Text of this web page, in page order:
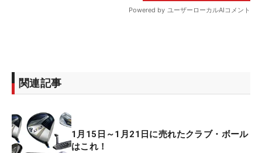
関連記事
1月15日～1月21日に売れたクラブ・ボール
はこれ！